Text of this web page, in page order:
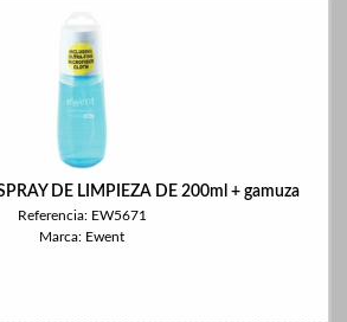
DE LIMPIEZA DE 200ml + gamuza
Referencia: EW5671
Marca: Ewent